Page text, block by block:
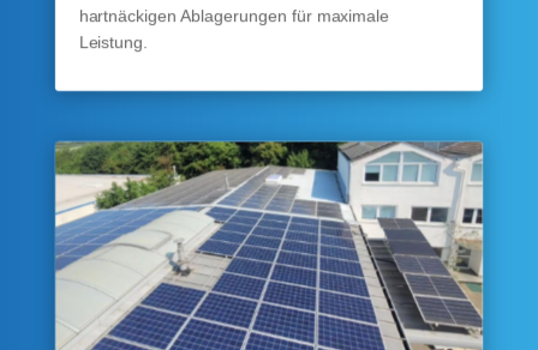
hartnäckigen Ablagerungen für maximale
Leistung.